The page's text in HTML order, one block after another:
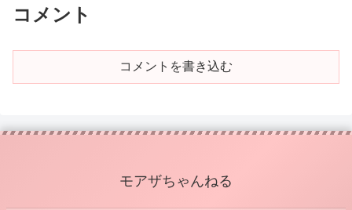
コメント
コメントを書き込む
モアザちゃんねる